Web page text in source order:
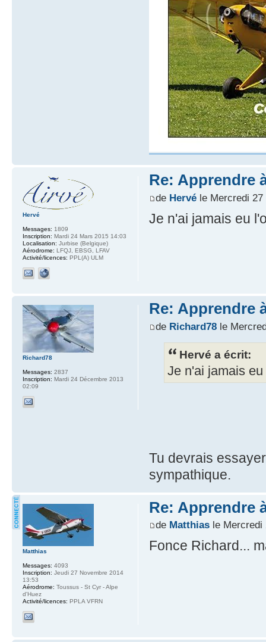
Re: Apprendre
de Hervéle Mercredi 27
Je n'ai jamais eu
Hervé
Messages: 1809
Inscription: Mardi 24 Mars 2015 14:03
Localisation: Jurbise (Belgique)
Aérodrome: LFQJ, EBSG, LFAV
Activité/licences: PPL(A) ULM
Re: Apprendre
de Richard78le
Hervé a écrit:
Je n'ai jamais
Tu devrais
sympathique.
Richard78
Messages: 2837
Inscription: Mardi 24 Décembre 2013
02:09
Re: Apprendre
de Matthiasle Mercredi
Fonce Richard...
Matthias
Messages: 4093
Inscription: Jeudi 27 Novembre 2014
13:53
Aérodrome: Toussus - St Cyr - Alpe
d'Huez
Activité/licences: PPLA VFRN